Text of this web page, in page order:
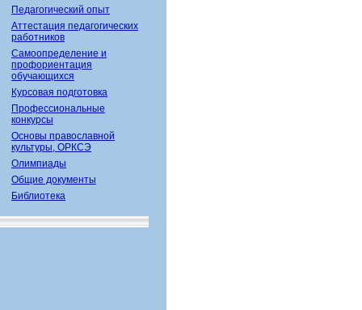
Педагогический опыт
Аттестация педагогических
работников
Самоопределение и
профориентация
обучающихся
Курсовая подготовка
Профессиональные
конкурсы
Основы православной
культуры, ОРКСЭ
Олимпиады
Общие документы
Библиотека